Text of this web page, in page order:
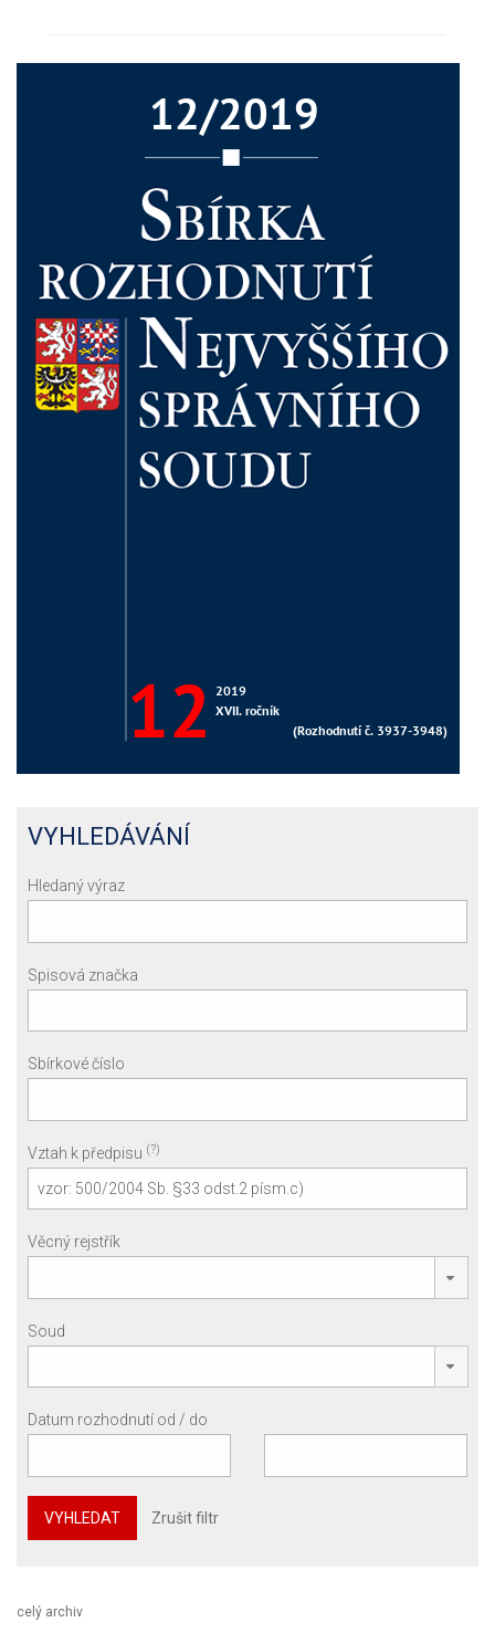
VYHLEDÁVÁNÍ
Hledaný výraz
Spisová značka
Sbírkové číslo
Vztah k předpisu (?)
Věcný rejstřík
Soud
Datum rozhodnutí od / do
VYHLEDAT Zrušit filtr
celý archiv